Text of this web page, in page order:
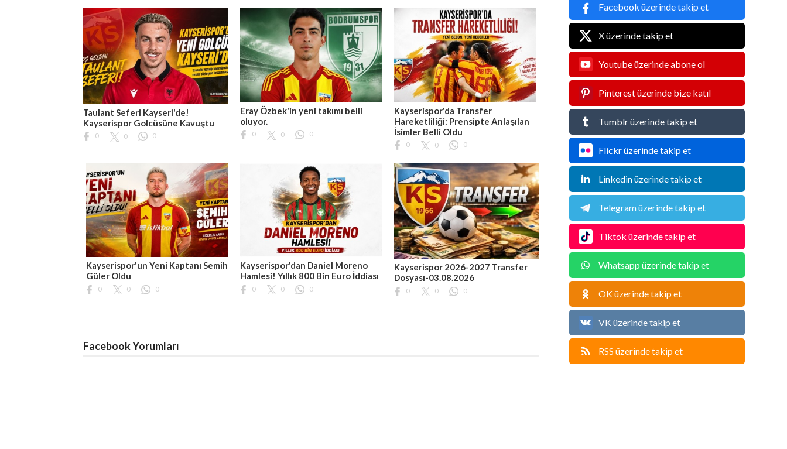
Taulant Seferi Kayseri'de!
Kayserispor Golcüsüne Kavuştu
0 0 0
Eray Özbek'in yeni takımı belli
oluyor.
0 0 0
Kayserispor'da Transfer
Hareketliliği: Prensipte Anlaşılan
İsimler Belli Oldu
0 0 0
Kayserispor'un Yeni Kaptanı Semih
Güler Oldu
0 0 0
Kayserispor'dan Daniel Moreno
Hamlesi! Yıllık 800 Bin Euro İddiası
0 0 0
Kayserispor 2026-2027 Transfer
Dosyası-03.08.2026
0 0 0
Facebook Yorumları
Facebook üzerinde takip et
X üzerinde takip et
Youtube üzerinde abone ol
Pinterest üzerinde bize katıl
Tumblr üzerinde takip et
Flickr üzerinde takip et
Linkedin üzerinde takip et
Telegram üzerinde takip et
Tiktok üzerinde takip et
Whatsapp üzerinde takip et
OK üzerinde takip et
VK üzerinde takip et
RSS üzerinde takip et